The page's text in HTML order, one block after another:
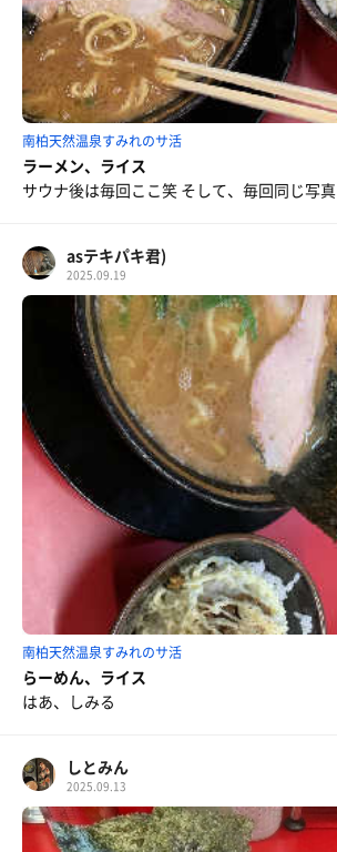
南柏天然温泉すみれのサ活
ラーメン、ライス
サウナ後は毎回ここ笑 そして、毎回同じ写真
asテキパキ君)
2025.09.19
南柏天然温泉すみれのサ活
らーめん、ライス
はあ、しみる
しとみん
2025.09.13